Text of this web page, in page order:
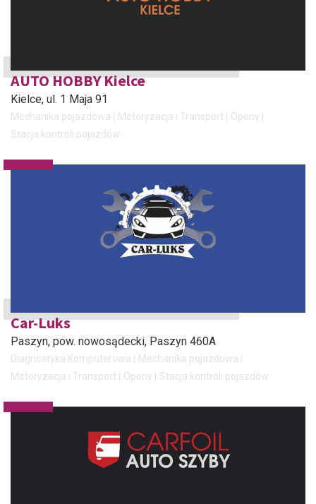
AUTO HOBBY Kielce
Kielce, ul. 1 Maja 91
Mechanika pojazdowa Motoryzacja i Transport
Opony
Stacja kontroli pojazdów
Car-Luks
Paszyn, pow. nowosądecki, Paszyn 460A
Diagnostyka Komputerowa
Mechanika pojazdowa
Motoryzacja i Transport
Opony Stacja kontroli pojazdów